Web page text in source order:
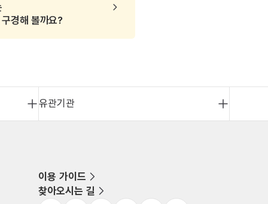
경해 볼까요?
유관기관
이용 가이드
찾아오시는 길